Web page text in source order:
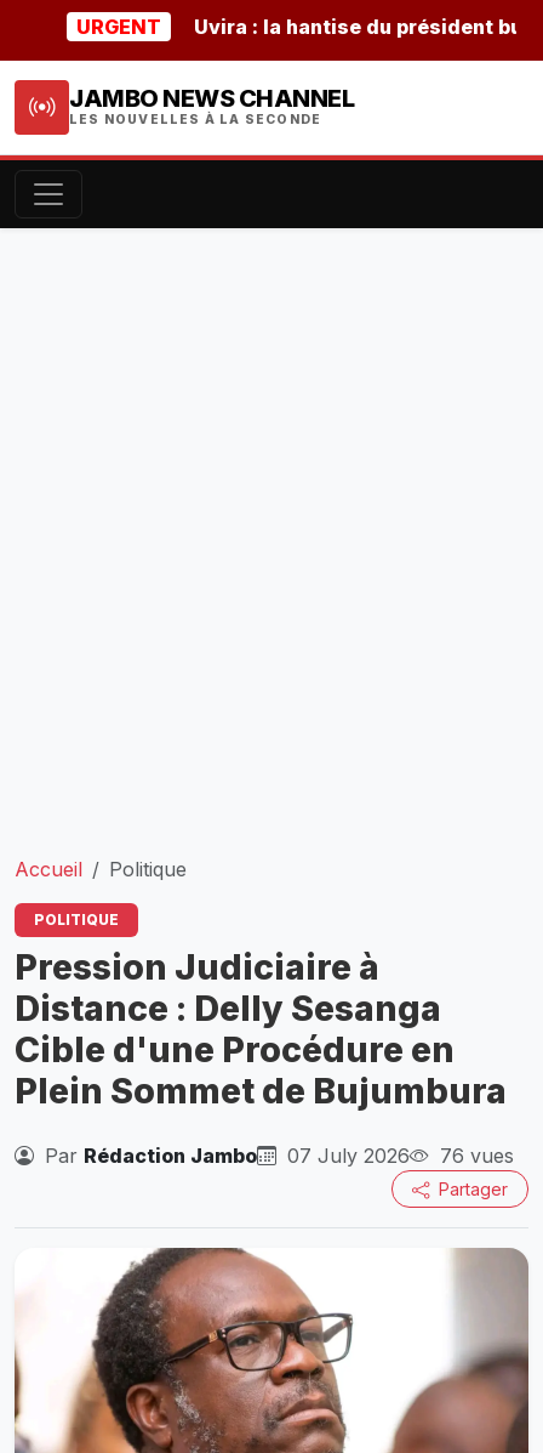
URGENT Uvira : la hantise du président
JAMBO NEWS CHANNEL
LES NOUVELLES À LA SECONDE
Accueil Politique
POLITIQUE
Pression Judiciaire à
Distance : Delly Sesanga
Cible d'une Procédure en
Plein Sommet de Bujumbura
Par Rédaction Jambo 07 July 2026 76 vues
Partager